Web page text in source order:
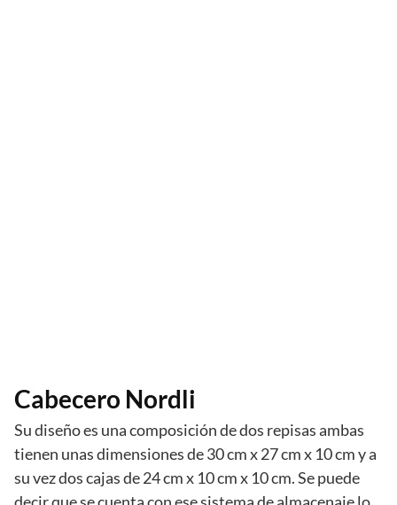
Cabecero Nordli
Su diseño es una composición de dos repisas ambas
tienen unas dimensiones de 30 cm x 27 cm x 10 cm y a
su vez dos cajas de 24 cm x 10 cm x 10 cm. Se puede